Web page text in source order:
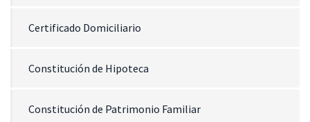
Certificado Domiciliario
Constitución de Hipoteca
Constitución de Patrimonio Familiar